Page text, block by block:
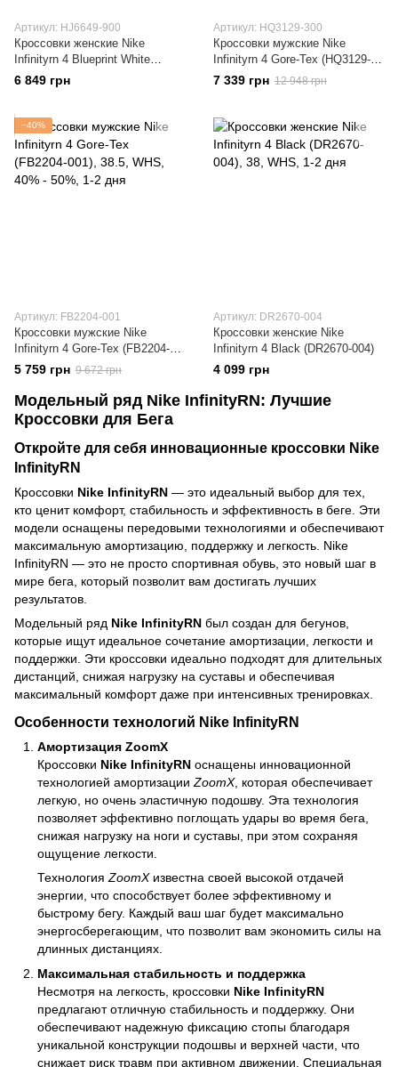
Артикул: HJ6649-900
Кроссовки женские Nike
Infinityrn 4 Blueprint White
(HJ6649-900)
6 849 грн
Артикул: HQ3129-300
Кроссовки мужские Nike
Infinityrn 4 Gore-Tex (HQ3129-
300)
7 339 грн 12 948 грн
−40%
Артикул: FB2204-001
Кроссовки мужские Nike
Infinityrn 4 Gore-Tex (FB2204-
001)
5 759 грн 9 672 грн
Артикул: DR2670-004
Кроссовки женские Nike
Infinityrn 4 Black (DR2670-004)
4 099 грн
Модельный ряд Nike InfinityRN: Лучшие
Кроссовки для Бега
Откройте для себя инновационные кроссовки Nike
InfinityRN
Кроссовки Nike InfinityRN — это идеальный выбор для тех,
кто ценит комфорт, стабильность и эффективность в беге. Эти
модели оснащены передовыми технологиями и обеспечивают
максимальную амортизацию, поддержку и легкость. Nike
InfinityRN — это не просто спортивная обувь, это новый шаг в
мире бега, который позволит вам достигать лучших
результатов.
Модельный ряд Nike InfinityRN был создан для бегунов,
которые ищут идеальное сочетание амортизации, легкости и
поддержки. Эти кроссовки идеально подходят для длительных
дистанций, снижая нагрузку на суставы и обеспечивая
максимальный комфорт даже при интенсивных тренировках.
Особенности технологий Nike InfinityRN
Амортизация ZoomX
Кроссовки Nike InfinityRN оснащены инновационной
технологией амортизации ZoomX, которая обеспечивает
легкую, но очень эластичную подошву. Эта технология
позволяет эффективно поглощать удары во время бега,
снижая нагрузку на ноги и суставы, при этом сохраняя
ощущение легкости.
Технология ZoomXизвестна своей высокой отдачей
энергии, что способствует более эффективному и
быстрому бегу. Каждый ваш шаг будет максимально
энергосберегающим, что позволит вам экономить силы на
длинных дистанциях.
Максимальная стабильность и поддержка
Несмотря на легкость, кроссовки Nike InfinityRN
предлагают отличную стабильность и поддержку. Они
обеспечивают надежную фиксацию стопы благодаря
уникальной конструкции подошвы и верхней части, что
снижает риск травм при активном движении. Специальная